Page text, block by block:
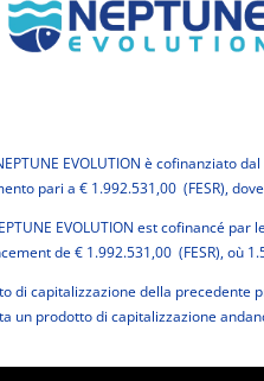
EVOLUTION è cofinanziato
pari a € 1.992.531,00 (FESR),
EVOLUTION est cofinancé
de € 1.992.531,00 (FESR), où
di capitalizzazione della
un prodotto di capitalizzazione